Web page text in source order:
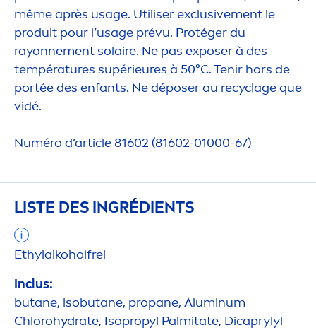
même après usage. Utiliser exclusivement le
produit pour l’usage prévu. Protéger du
rayonnement solaire. Ne pas exposer à des
températures supérieures à 50°C. Tenir hors de
portée des enfants. Ne déposer au recyclage que
vidé.
Numéro d’article 81602 (81602-01000-67)
LISTE DES INGRÉDIENTS
Ethylalkoholfrei
Inclus:
butane, isobutane, propane, Aluminum
Chlorohydrate, Isopropyl Palmitate, Dicaprylyl